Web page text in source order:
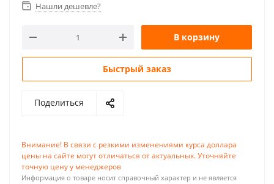
Нашли дешевле?
В корзину
Быстрый заказ
Поделиться
Внимание! В связи с резкими изменениями курса доллара
цены на сайте могут отличаться от актуальных. Уточняйте
точную цену у менеджеров
Информация о товаре носит справочный характер и не является